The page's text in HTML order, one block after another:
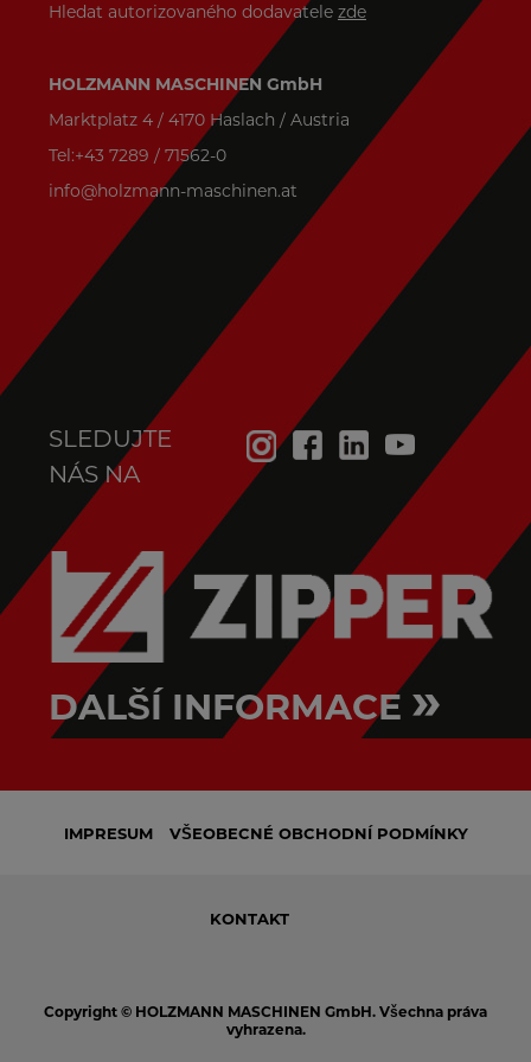
Hledat autorizovaného dodavatele zde
HOLZMANN MASCHINEN GmbH
Marktplatz 4 / 4170 Haslach / Austria
Tel:+43 7289 / 71562-0
info@holzmann-maschinen.at
SLEDUJTE
NÁS NA
DALŠÍ INFORMACE »
IMPRESUM VŠEOBECNÉ OBCHODNÍ PODMÍNKY
KONTAKT
Copyright © HOLZMANN MASCHINEN GmbH. Všechna práva
vyhrazena.